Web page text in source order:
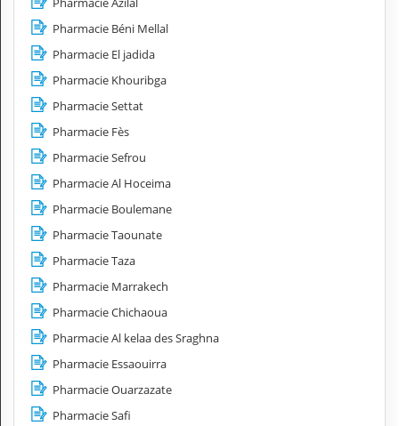
Pharmacie Béni Mellal
Pharmacie El jadida
Pharmacie Khouribga
Pharmacie Settat
Pharmacie Fès
Pharmacie Sefrou
Pharmacie Al Hoceima
Pharmacie Boulemane
Pharmacie Taounate
Pharmacie Taza
Pharmacie Marrakech
Pharmacie Chichaoua
Pharmacie Al kelaa des Sraghna
Pharmacie Essaouirra
Pharmacie Ouarzazate
Pharmacie Safi